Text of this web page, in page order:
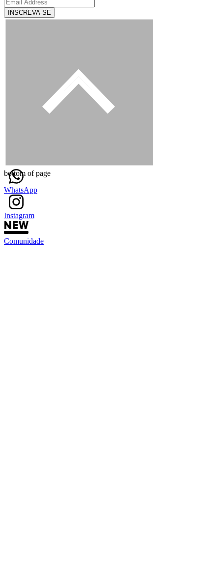
INSCREVA-SE
WhatsApp
Instagram
Comunidade
bottom of page